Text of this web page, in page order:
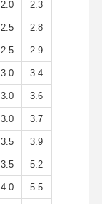
2.0 2.3
2.5 2.8
2.5 2.9
3.0 3.4
3.0 3.6
3.0 3.7
3.5 3.9
3.5 5.2
4.0 5.5